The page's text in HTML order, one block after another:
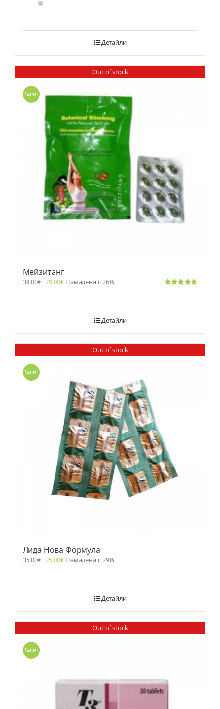
Детайли
Out of stock
Sale!
Мейзитанг
39.00€ 29.00€ Намалена с 26%
Детайли
Out of stock
Sale!
Лида Нова Формула
35.00€ 25.00€ Намалена с 29%
Детайли
Out of stock
Sale!